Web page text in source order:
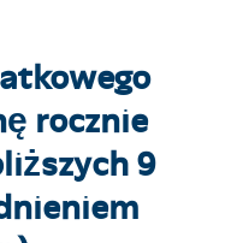
rocznie
9